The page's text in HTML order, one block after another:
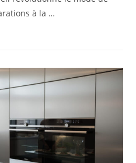
à la …